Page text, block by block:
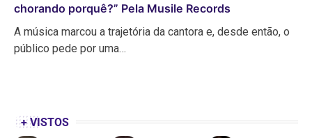
chorando porquê?” Pela Musile Records
A música marcou a trajetória da cantora e, desde então, o
público pede por uma…
+ VISTOS